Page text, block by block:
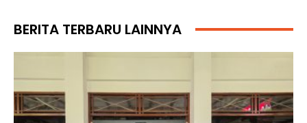
BERITA TERBARU LAINNYA